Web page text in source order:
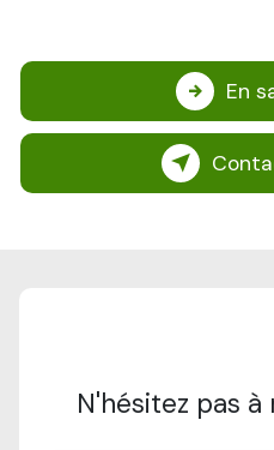
En
N'hésitez pas